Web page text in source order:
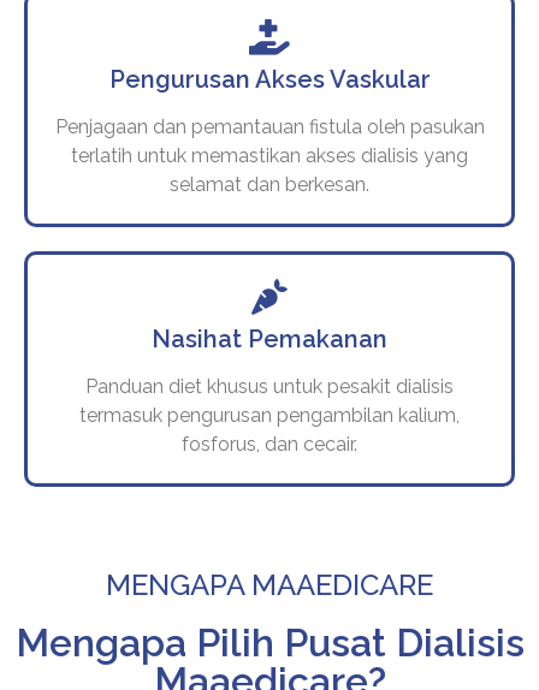
Pengurusan Akses Vaskular
Penjagaan dan pemantauan fistula oleh pasukan
terlatih untuk memastikan akses dialisis yang
selamat dan berkesan.
Nasihat Pemakanan
Panduan diet khusus untuk pesakit dialisis
termasuk pengurusan pengambilan kalium,
fosforus, dan cecair.
MENGAPA MAAEDICARE
Mengapa Pilih Pusat Dialisis
Maaedicare?